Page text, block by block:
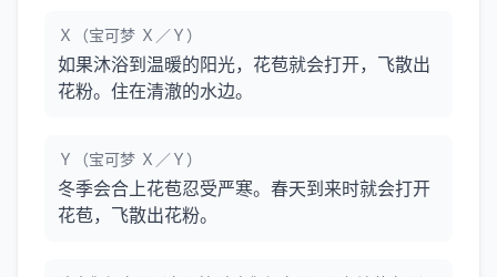
Ｘ（宝可梦 Ｘ／Ｙ）
如果沐浴到温暖的阳光，花苞就会打开，飞散出
花粉。住在清澈的水边。
Ｙ（宝可梦 Ｘ／Ｙ）
冬季会合上花苞忍受严寒。春天到来时就会打开
花苞，飞散出花粉。